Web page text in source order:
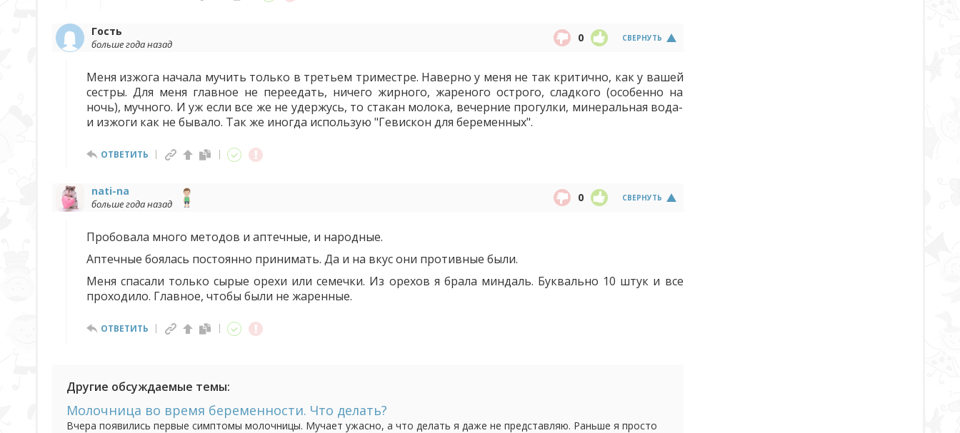
Гость
больше года назад СВЕРНУТЬ
0
Меня изжога начала мучить только в третьем триместре. Наверно у меня не так критично, как у вашей
сестры. Для меня главное не переедать, ничего жирного, жареного острого, сладкого (особенно на
ночь), мучного. И уж если все же не удержусь, то стакан молока, вечерние прогулки, минеральная вода-
и изжоги как не бывало. Так же иногда использую "Гевискон для беременных".
ОТВЕТИТЬ
nati-na
больше года назад СВЕРНУТЬ
0
Пробовала много методов и аптечные, и народные.
Аптечные боялась постоянно принимать. Да и на вкус они противные были.
Меня спасали только сырые орехи или семечки. Из орехов я брала миндаль. Буквально 10 штук и все
проходило. Главное, чтобы были не жаренные.
ОТВЕТИТЬ
Другие обсуждаемые темы:
Молочница во время беременности. Что делать?
Вчера появились первые симптомы молочницы. Мучает ужасно, а что делать я даже не представляю. Раньше я просто